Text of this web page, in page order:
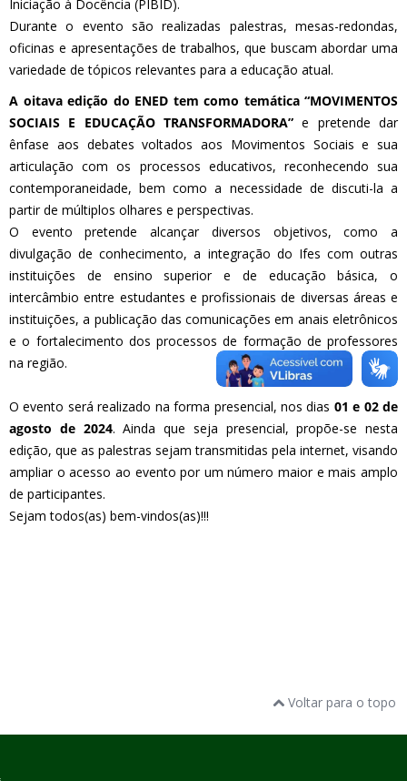
Iniciação à Docência (PIBID).
Durante o evento são realizadas palestras, mesas-redondas,
oficinas e apresentações de trabalhos, que buscam abordar uma
variedade de tópicos relevantes para a educação atual.
A oitava edição do ENED tem como temática “MOVIMENTOS
SOCIAIS E EDUCAÇÃO TRANSFORMADORA” e pretende dar
ênfase aos debates voltados aos Movimentos Sociais e sua
articulação com os processos educativos, reconhecendo sua
contemporaneidade, bem como a necessidade de discuti-la a
partir de múltiplos olhares e perspectivas.
O evento pretende alcançar diversos objetivos, como a
divulgação de conhecimento, a integração do Ifes com outras
instituições de ensino superior e de educação básica, o
intercâmbio entre estudantes e profissionais de diversas áreas e
instituições, a publicação das comunicações em anais eletrônicos
e o fortalecimento dos processos de formação de professores
na região.
O evento será realizado na forma presencial, nos dias 01 e 02 de
agosto de 2024. Ainda que seja presencial, propõe-se nesta
edição, que as palestras sejam transmitidas pela internet, visando
ampliar o acesso ao evento por um número maior e mais amplo
de participantes.
Sejam todos(as) bem-vindos(as)!!!
Voltar para o topo